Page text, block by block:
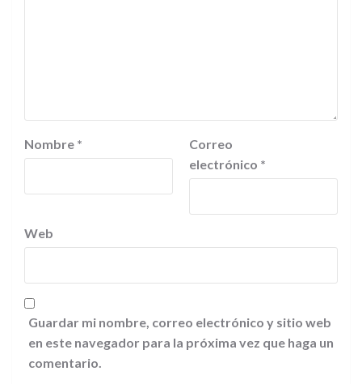
Nombre *
Correo
electrónico *
Web
Guardar mi nombre, correo electrónico y sitio web
en este navegador para la próxima vez que haga un
comentario.